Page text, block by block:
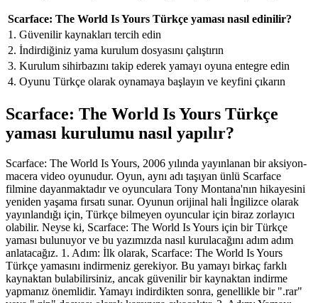
Scarface: The World Is Yours Türkçe yaması nasıl edinilir?
1. Güvenilir kaynakları tercih edin
2. İndirdiğiniz yama kurulum dosyasını çalıştırın
3. Kurulum sihirbazını takip ederek yamayı oyuna entegre edin
4. Oyunu Türkçe olarak oynamaya başlayın ve keyfini çıkarın
Scarface: The World Is Yours Türkçe
yaması kurulumu nasıl yapılır?
Scarface: The World Is Yours, 2006 yılında yayınlanan bir aksiyon-
macera video oyunudur. Oyun, aynı adı taşıyan ünlü Scarface
filmine dayanmaktadır ve oyunculara Tony Montana'nın hikayesini
yeniden yaşama fırsatı sunar. Oyunun orijinal hali İngilizce olarak
yayınlandığı için, Türkçe bilmeyen oyuncular için biraz zorlayıcı
olabilir. Neyse ki, Scarface: The World Is Yours için bir Türkçe
yaması bulunuyor ve bu yazımızda nasıl kurulacağını adım adım
anlatacağız. 1. Adım: İlk olarak, Scarface: The World Is Yours
Türkçe yamasını indirmeniz gerekiyor. Bu yamayı birkaç farklı
kaynaktan bulabilirsiniz, ancak güvenilir bir kaynaktan indirme
yapmanız önemlidir. Yamayı indirdikten sonra, genellikle bir ".rar"